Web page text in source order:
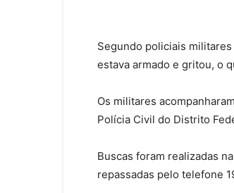
Segundo policiais militares
estava armado e gritou, o
Os militares
Polícia Civil do Distrito
Buscas foram realizadas
repassadas pelo telefone